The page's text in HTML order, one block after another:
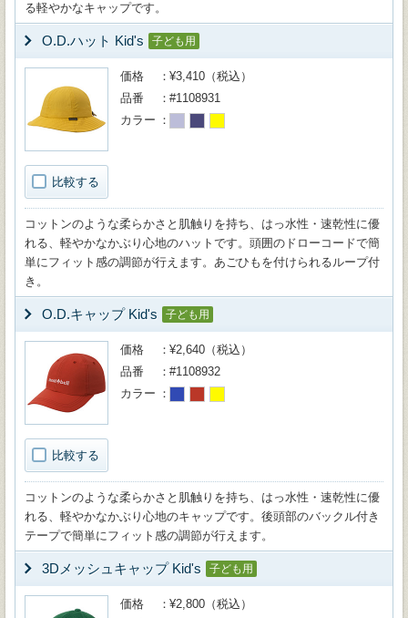
る軽やかなキャップです。
O.D.ハット Kid's 子ども用
比較する
価格
¥3,410（税込）
品番
#1108931
カラー
コットンのような柔らかさと肌触りを持ち、はっ水性・速乾性に優
れる、軽やかなかぶり心地のハットです。頭囲のドローコードで簡
単にフィット感の調節が行えます。あごひもを付けられるループ付
き。
O.D.キャップ Kid's 子ども用
比較する
価格
¥2,640（税込）
品番
#1108932
カラー
コットンのような柔らかさと肌触りを持ち、はっ水性・速乾性に優
れる、軽やかなかぶり心地のキャップです。後頭部のバックル付き
テープで簡単にフィット感の調節が行えます。
3Dメッシュキャップ Kid's 子ども用
価格
¥2,800（税込）